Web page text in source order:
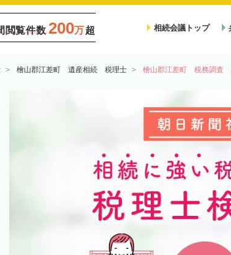
閲覧件数 200万超 相続会議トップ
檜山郡江差町 遺産相続 税理士 檜山郡江差町 税務調査